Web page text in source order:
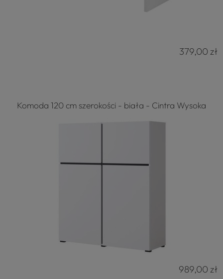
379,00 zł
Komoda 120 cm szerokości - biała - Cintra Wysoka
989,00 zł